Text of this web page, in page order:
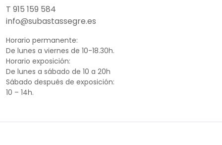
T 915 159 584
info@subastassegre.es
Horario permanente:
De lunes a viernes de 10-18.30h.
Horario exposición:
De lunes a sábado de 10 a 20h
Sábado después de exposición:
10 – 14h.